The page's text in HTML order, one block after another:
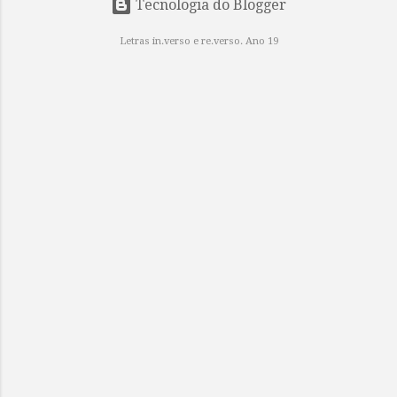
Tecnologia do Blogger
Letras in.verso e re.verso. Ano 19